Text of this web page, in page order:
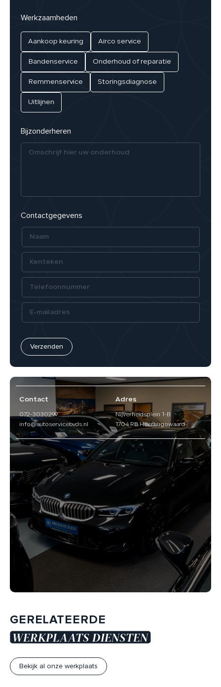
Werkzaamheden
Aankoop keuring Airco service
Bandenservice Onderhoud of reparatie
Remmenservice Storingsdiagnose
Uitlijnen
Bijzonderheren
Contactgegevens
Verzenden
Contact
072-3030299
info@autoservicebvds.nl
Adres
Nijverheidsplein 1-B
1704 RB Heerhugowaard
GERELATEERDE
WERKPLAATS DIENSTEN
Bekijk al onze werkplaats